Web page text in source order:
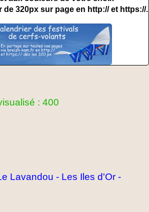
320px sur page en http:// et https://.
: 400
Lavandou - Les Iles d'Or -